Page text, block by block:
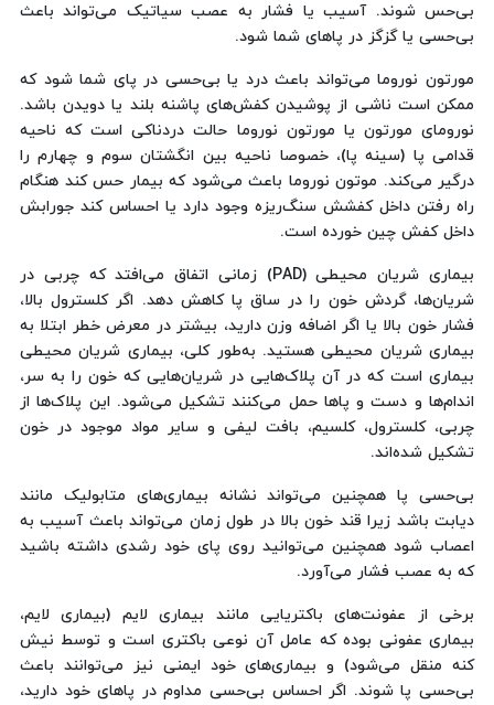
بی‌حس شوند. آسیب یا فشار به عصب سیاتیک می‌تواند باعث
بی‌حسی یا گزگز در پاهای شما شود.
مورتون نوروما می‌تواند باعث درد یا بی‌حسی در پای شما شود که
ممکن است ناشی از پوشیدن کفش‌های پاشنه بلند یا دویدن باشد.
نورومای مورتون یا مورتون نوروما حالت دردناکی است که ناحیه
قدامی پا (سینه پا)، خصوصا ناحیه بین انگشتان سوم و چهارم را
درگیر می‌کند. موتون نوروما باعث می‌شود که بیمار حس کند هنگام
راه رفتن داخل کفشش سنگ‌ریزه وجود دارد یا احساس کند جورابش
داخل کفش چین خورده است.
بیماری شریان محیطی (PAD) زمانی اتفاق می‌افتد که چربی در
شریان‌ها، گردش خون را در ساق پا کاهش دهد. اگر کلسترول بالا،
فشار خون بالا یا اگر اضافه وزن دارید، بیشتر در معرض خطر ابتلا به
بیماری شریان محیطی هستید. به‌طور کلی، بیماری شریان محیطی
بیماری است که در آن پلاک‌هایی در شریان‌هایی که خون را به سر،
اندام‌ها و دست و پاها حمل می‌کنند تشکیل می‌شود. این پلاک‌ها از
چربی، کلسترول، کلسیم، بافت لیفی و سایر مواد موجود در خون
تشکیل شده‌اند.
بی‌حسی پا همچنین می‌تواند نشانه بیماری‌های متابولیک مانند
دیابت باشد زیرا قند خون بالا در طول زمان می‌تواند باعث آسیب به
اعصاب شود همچنین می‌توانید روی پای خود رشدی داشته باشید
که به عصب فشار می‌آورد.
برخی از عفونت‌های باکتریایی مانند بیماری لایم (بیماری لایم،
بیماری عفونی بوده که عامل آن نوعی باکتری است و توسط نیش
کنه منقل می‌شود) و بیماری‌های خود ایمنی نیز می‌توانند باعث
بی‌حسی پا شوند. اگر احساس بی‌حسی مداوم در پاهای خود دارید،